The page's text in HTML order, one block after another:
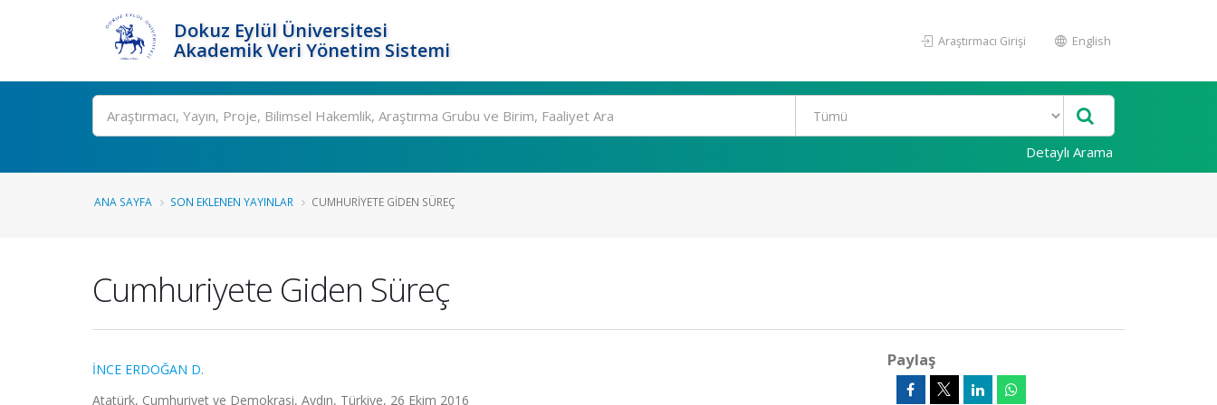
Dokuz Eylül Üniversitesi
Akademik Veri Yönetim Sistemi
Araştırmacı Girişi English
Ara
Detaylı Arama
ANA SAYFA SON EKLENEN YAYINLAR CUMHURIYETE GIDEN SÜREÇ
Cumhuriyete Giden Süreç
İNCE ERDOĞAN D.
Atatürk, Cumhuriyet ve Demokrasi, Aydın, Türkiye, 26 Ekim 2016
Paylaş